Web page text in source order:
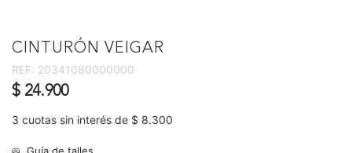
CINTURÓN VEIGAR
REF: 20341080000000
$ 24.900
3 cuotas sin interés de $ 8.300